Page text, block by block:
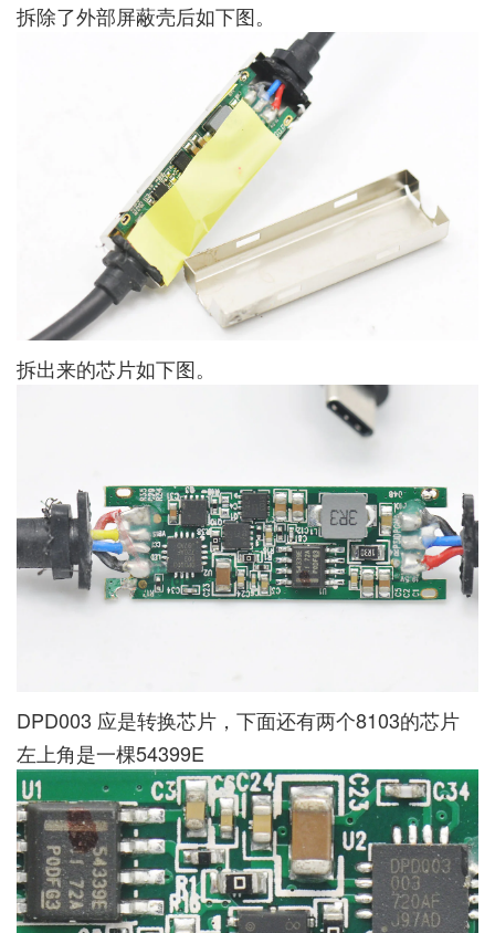
拆除了外部屏蔽壳后如下图。
拆出来的芯片如下图。
DPD003 应是转换芯片，下面还有两个8103的芯片
左上角是一棵54399E